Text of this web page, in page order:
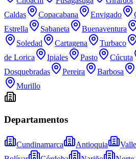
Caldas
Copacabana Envigado
Estrella
Sabaneta Buenaventura
Soledad
Cartagena Turbaco
de Lorica
Ipiales Pasto Cúcuta
Dosquebradas
Pereira Barbosa
Murillo
Departamentos
Cundinamarca Antioquia